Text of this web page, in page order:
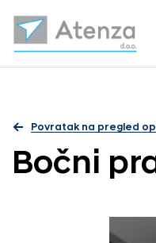
Povratak na pregled
Bočni